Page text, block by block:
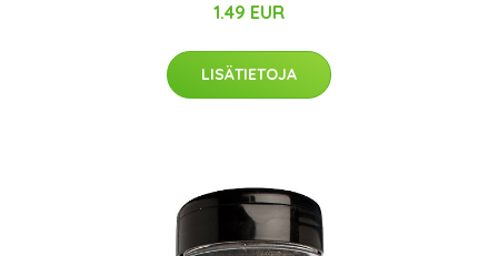
1.49 EUR
LISÄTIETOJA